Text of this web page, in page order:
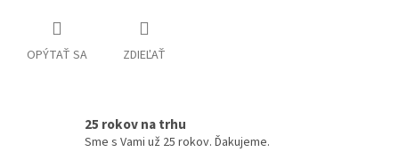
OPÝTAŤ SA ZDIEĽAŤ
25 rokov na trhu
Sme s Vami už 25 rokov. Ďakujeme.